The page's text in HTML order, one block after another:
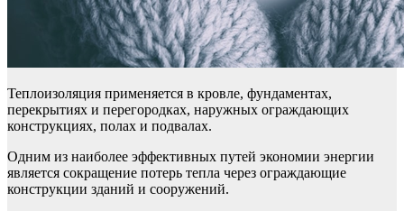
Теплоизоляция применяется в кровле, фундаментах,
перекрытиях и перегородках, наружных ограждающих
конструкциях, полах и подвалах.
Одним из наиболее эффективных путей экономии энергии
является сокращение потерь тепла через ограждающие
конструкции зданий и сооружений.